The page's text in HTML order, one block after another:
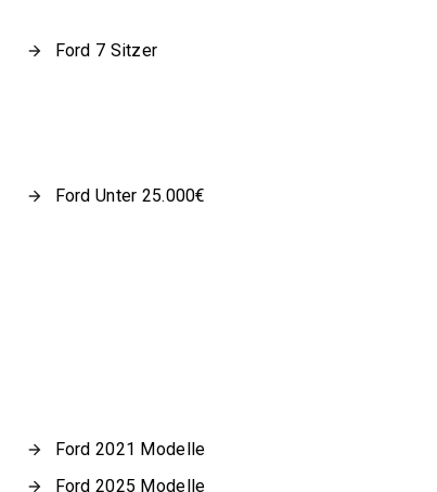
Ford 7 Sitzer
Ford Unter 25.000€
Ford 2021 Modelle
Ford 2025 Modelle